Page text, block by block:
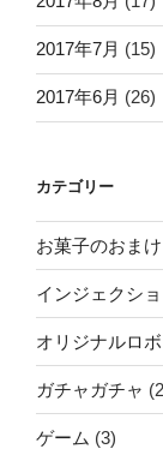
2017年7月 (15)
2017年6月 (26)
カテゴリー
お菓子のおまけ
インジェクシ
オリジナルロ
ガチャガチャ
ゲーム (3)